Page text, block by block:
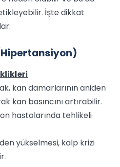
İşte dikkat
kan damarlarının aniden
kan basıncını artırabilir.
hastalarında tehlikeli
yükselmesi, kalp krizi